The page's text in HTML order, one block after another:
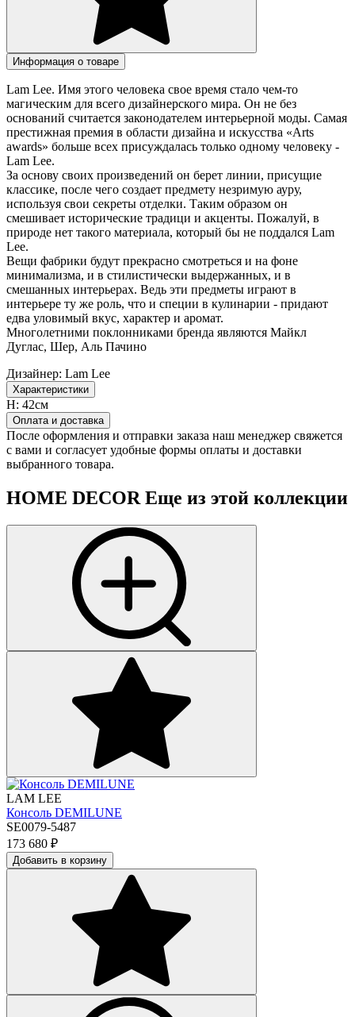
Информация о товаре
Lam Lee. Имя этого человека свое время стало чем-то
магическим для всего дизайнерского мира. Он не без
оснований считается законодателем интерьерной моды. Самая
престижная премия в области дизайна и искусства «Arts
awards» больше всех присуждалась только одному человеку -
Lam Lee.
За основу своих произведений он берет линии, присущие
классике, после чего создает предмету незримую ауру,
используя свои секреты отделки. Таким образом он
смешивает исторические традици и акценты. Пожалуй, в
природе нет такого материала, который бы не поддался Lam
Lee.
Вещи фабрики будут прекрасно смотреться и на фоне
минимализма, и в стилистически выдержанных, и в
смешанных интерьерах. Ведь эти предметы играют в
интерьере ту же роль, что и специи в кулинарии - придают
едва уловимый вкус, характер и аромат.
Многолетними поклонниками бренда являются Майкл
Дуглас, Шер, Аль Пачино
Дизайнер: Lam Lee
Характеристики
H: 42см
Оплата и доставка
После оформления и отправки заказа наш менеджер свяжется
с вами и согласует удобные формы оплаты и доставки
выбранного товара.
HOME DECOR Еще из этой коллекции
LAM LEE
Консоль DEMILUNE
SE0079-5487
173 680 ₽
Добавить в корзину